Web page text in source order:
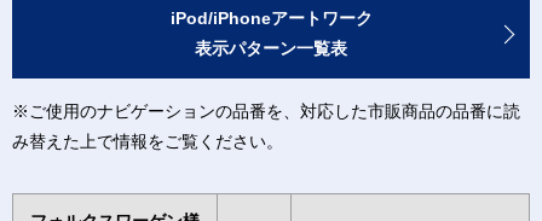
iPod/iPhoneアートワーク
表示パターン一覧表
※ご使用のナビゲーションの品番を、対応した市販商品の品番に読
み替えた上で情報をご覧ください。